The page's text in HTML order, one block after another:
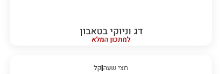
דג וניוקי בטאבון
למתכון המלא
חצי שעה קל